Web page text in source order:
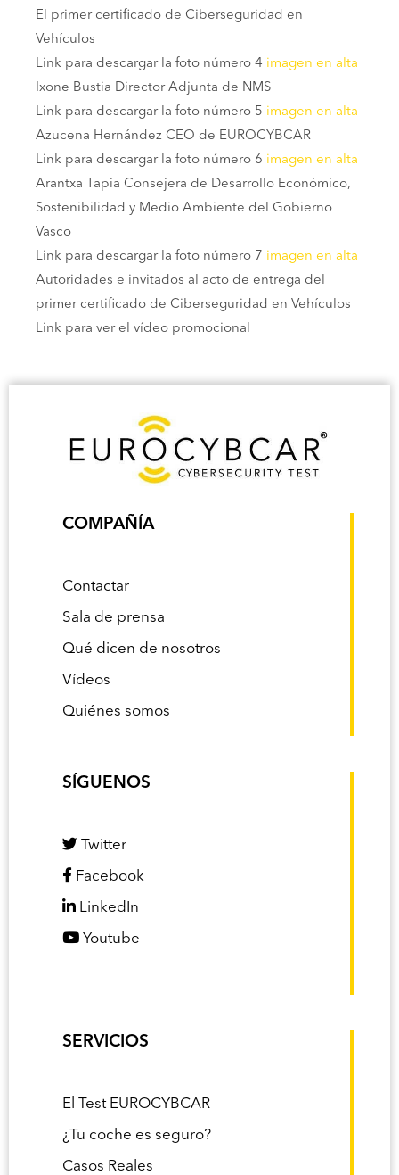
El primer certificado de Ciberseguridad en
Vehículos
Link para descargar la foto número 4 imagen en alta
Ixone Bustia Director Adjunta de NMS
Link para descargar la foto número 5 imagen en alta
Azucena Hernández CEO de EUROCYBCAR
Link para descargar la foto número 6 imagen en alta
Arantxa Tapia Consejera de Desarrollo Económico,
Sostenibilidad y Medio Ambiente del Gobierno
Vasco
Link para descargar la foto número 7 imagen en alta
Autoridades e invitados al acto de entrega del
primer certificado de Ciberseguridad en Vehículos
Link para ver el vídeo promocional
COMPAÑÍA
Contactar
Sala de prensa
Qué dicen de nosotros
Vídeos
Quiénes somos
SÍGUENOS
Twitter
Facebook
LinkedIn
Youtube
SERVICIOS
El Test EUROCYBCAR
¿Tu coche es seguro?
Casos Reales